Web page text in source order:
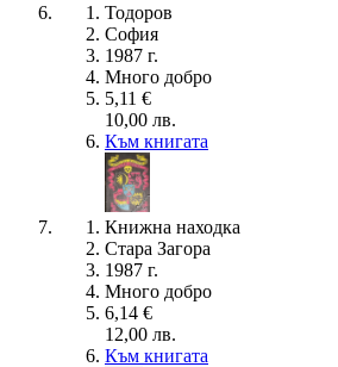
Тодоров
София
1987 г.
Много добро
5,11 €
10,00 лв.
Към книгата
Книжна находка
Стара Загора
1987 г.
Много добро
6,14 €
12,00 лв.
Към книгата